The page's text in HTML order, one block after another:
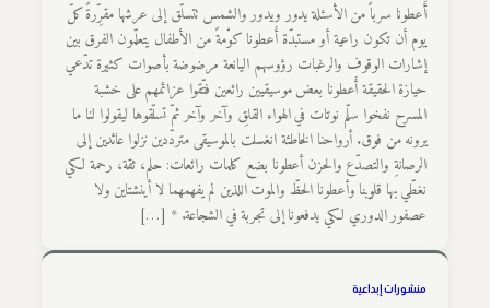
أَعطونا سرباً من الأسئلة يدور ويدور والشمس تتسلّق إلى عرشها مقرِّرةً كلّ
يوم أن تكون راعية أو مستبدّة أَعطونا كوْمةً من الأطفال يتعلّمون الفرق بين
إشارات الوقوف والرغبات رؤوسهم اليانعة مرضوضة بأصوات كثيرة تدّعي
حيازة الحقيقة أَعطونا بعض موسيقيين رائعين فتّقوا عزائمهم على خشبة
المسرح نفخوا سلّم نوتات في الهواء القلِق وآخر وآخر ثمّ تسلّقوها ليقولوا لنا ما
يرونه من فوق. أرواحنا الخاطئة انغسلت بالموسيقى متردّدين نزلوا عائدين إلى
الرصانةِ والتصدّع والحزن أعطونا بضع كلمات رائعات: حلم، ثقة، رحمة لكي
نغطّي بها قلوبنا وأعطونا الحظّ والموت اللذين لم يفهمهما لا أينشتاين ولا
عصفور الدوري لكي يدفعونا إلى تجربة في الشجاعة. * […]
منشورات إبداعية